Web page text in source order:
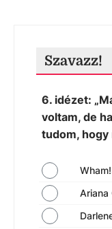
Szavazz!
6. idézet:
voltam, de
tudom, hogy
Ariana